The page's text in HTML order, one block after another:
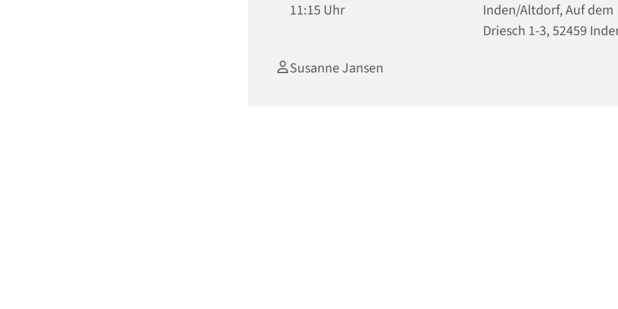
11:15 Uhr
Inden/Altdorf, Auf dem
Driesch 1-3, 52459
Susanne Jansen